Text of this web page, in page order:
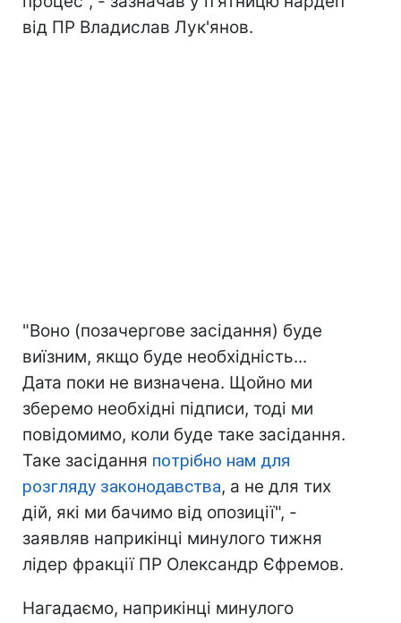
від ПР Владислав Лук'янов.
"Воно (позачергове засідання) буде
виїзним, якщо буде необхідність...
Дата поки не визначена. Щойно ми
зберемо необхідні підписи, тоді ми
повідомимо, коли буде таке засідання.
Таке засідання потрібно нам для
розгляду законодавства, а не для тих
дій, які ми бачимо від опозиції", -
заявляв наприкінці минулого тижня
лідер фракції ПР Олександр Єфремов.
Нагадаємо, наприкінці минулого